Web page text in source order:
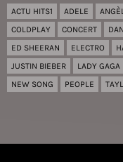
ACTU HITS1 ADELE
COLDPLAY
CONCERT
ED SHEERAN
ELECTRO
JUSTIN BIEBER
LADY GAGA
NEW SONG
PEOPLE